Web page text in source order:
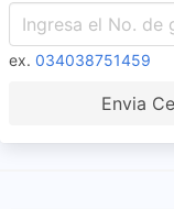
ex. 034038751459
Envia